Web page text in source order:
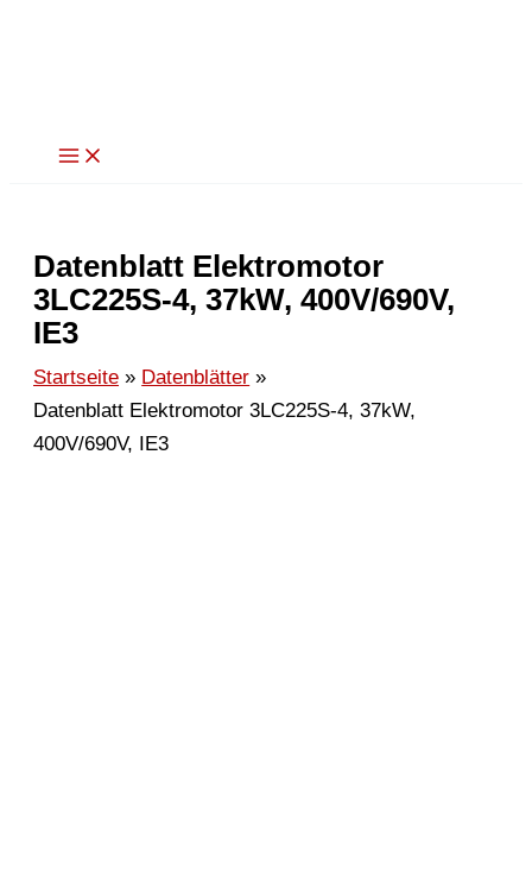
Datenblatt Elektromotor
3LC225S-4, 37kW, 400V/690V,
IE3
Startseite
Datenblätter
Datenblatt Elektromotor 3LC225S-4, 37kW,
400V/690V, IE3